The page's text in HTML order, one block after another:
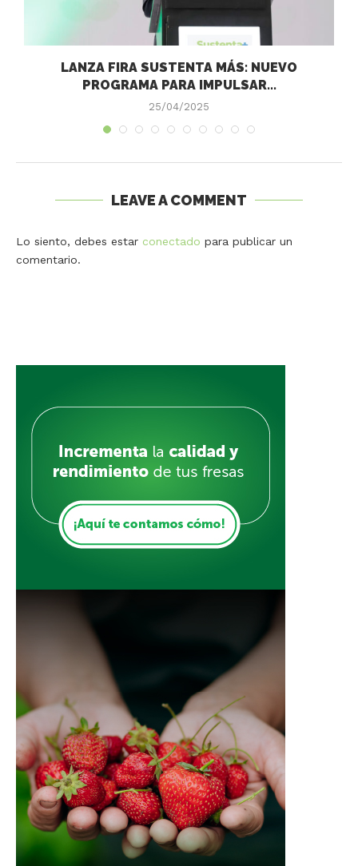
LANZA FIRA SUSTENTA MÁS: NUEVO
PROGRAMA PARA IMPULSAR...
25/04/2025
LEAVE A COMMENT
Lo siento, debes estar conectado para publicar un
comentario.